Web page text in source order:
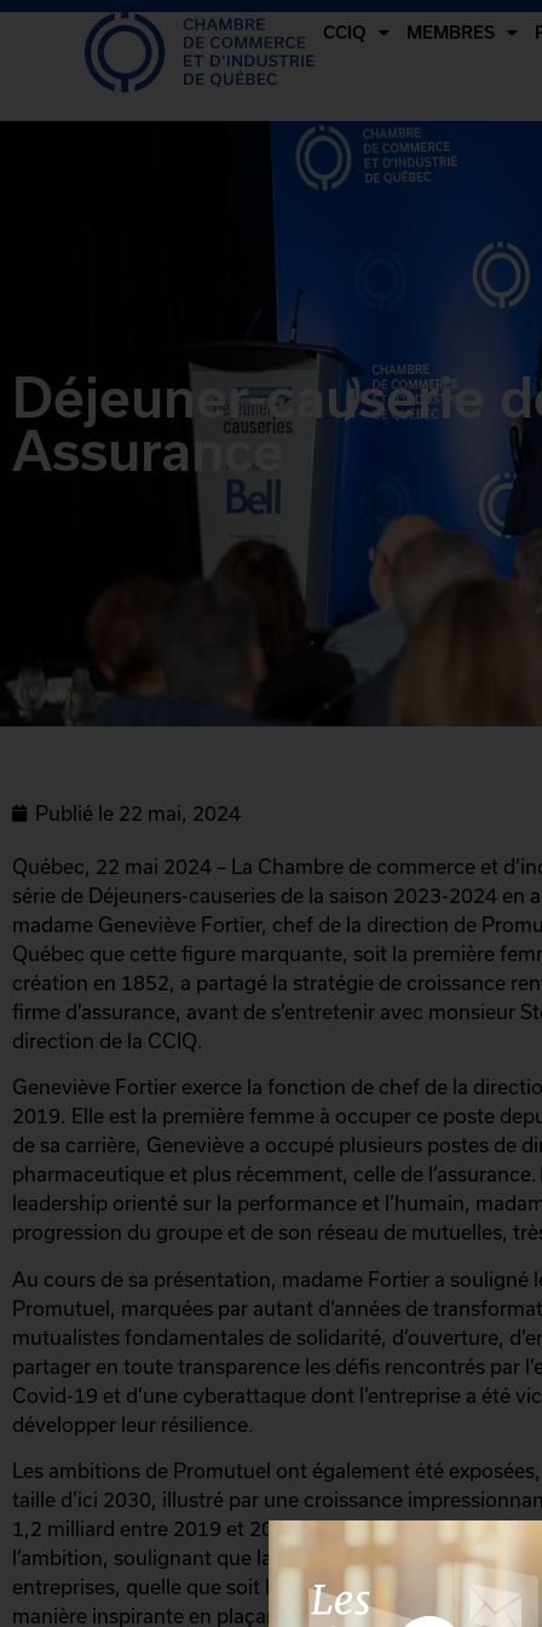
CCIQ MEMBRES
Déjeuner-causerie
Assurance
Publié le 22 mai, 2024
Québec, 22 mai 2024 – La Chambre de commerce et
série de Déjeuners-causeries de la saison 2023-2024 en
madame Geneviève Fortier, chef de la direction de
Québec que cette figure marquante, soit la première
création en 1852, a partagé la stratégie de croissance
firme d’assurance, avant de s’entretenir avec monsieur
direction de la CCIQ.
Geneviève Fortier exerce la fonction de chef de la
2019. Elle est la première femme à occuper ce poste
de sa carrière, Geneviève a occupé plusieurs postes de
pharmaceutique et plus récemment, celle de
leadership orienté sur la performance et l’humain,
progression du groupe et de son réseau de mutuelles,
Au cours de sa présentation, madame Fortier a souligné
Promutuel, marquées par autant d’années de
mutualistes fondamentales de solidarité, d’ouverture,
partager en toute transparence les défis rencontrés par
Covid-19 et d’une cyberattaque dont l’entreprise a été
développer leur résilience.
Les ambitions de Promutuel ont également été
taille d’ici 2030, illustré par une croissance
1,2 milliard entre 2019 et 2023. Madame Fortier a
l’ambition, soulignant que la transformation
entreprises, quelle que soit leur taille. Elle a conclu en
manière inspirante en plaçant les humains en premier,